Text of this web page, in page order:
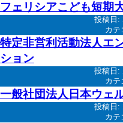
フェリシアこども短期
投稿日:
カテ
特定非営利活動法人エ
ション
投稿日:
カテ
一般社団法人日本ウェ
投稿日:
カテ